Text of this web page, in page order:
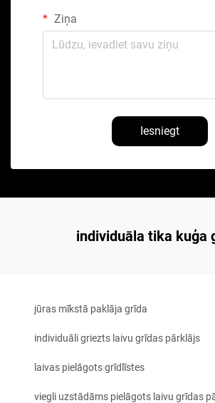
Ziņa
Iesniegt
individuāla tika kuģa
jūras mīkstā paklāja grīda
individuāli griezts laivu grīdas pārklājs
laivas pielāgots grīdlīstes
viegli uzstādāms pielāgots laivu grīdas